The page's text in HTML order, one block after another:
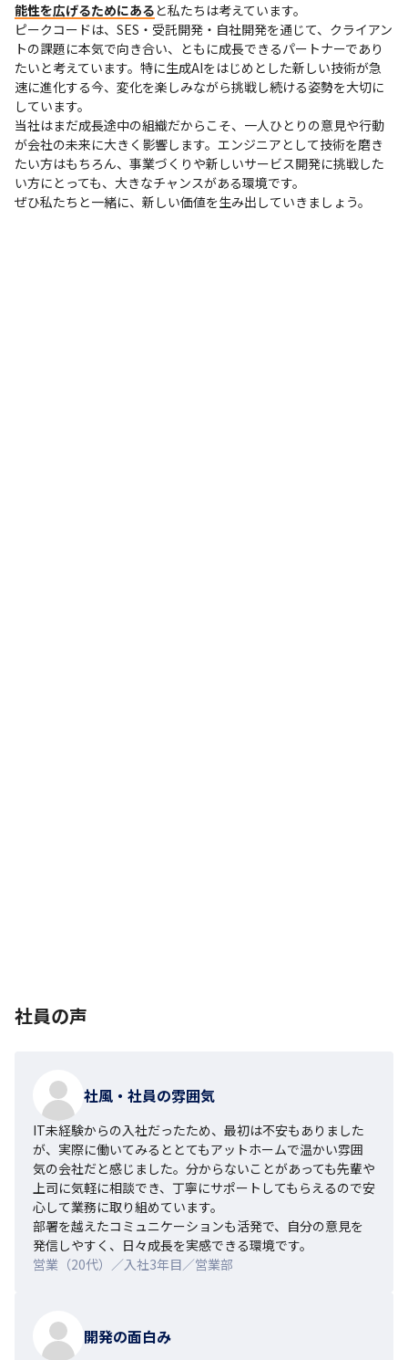
能性を広げるためにあると私たちは考えています。
ピークコードは、SES・受託開発・自社開発を通じて、クライアン
トの課題に本気で向き合い、ともに成長できるパートナーであり
たいと考えています。特に生成AIをはじめとした新しい技術が急
速に進化する今、変化を楽しみながら挑戦し続ける姿勢を大切に
しています。
当社はまだ成長途中の組織だからこそ、一人ひとりの意見や行動
が会社の未来に大きく影響します。エンジニアとして技術を磨き
たい方はもちろん、事業づくりや新しいサービス開発に挑戦した
い方にとっても、大きなチャンスがある環境です。
ぜひ私たちと一緒に、新しい価値を生み出していきましょう。
社員の声
社風・社員の雰囲気
IT未経験からの入社だったため、最初は不安もありました
が、実際に働いてみるととてもアットホームで温かい雰囲
気の会社だと感じました。分からないことがあっても先輩や
上司に気軽に相談でき、丁寧にサポートしてもらえるので安
心して業務に取り組めています。
部署を越えたコミュニケーションも活発で、自分の意見を
発信しやすく、日々成長を実感できる環境です。
営業（20代）／入社3年目／営業部
開発の面白み